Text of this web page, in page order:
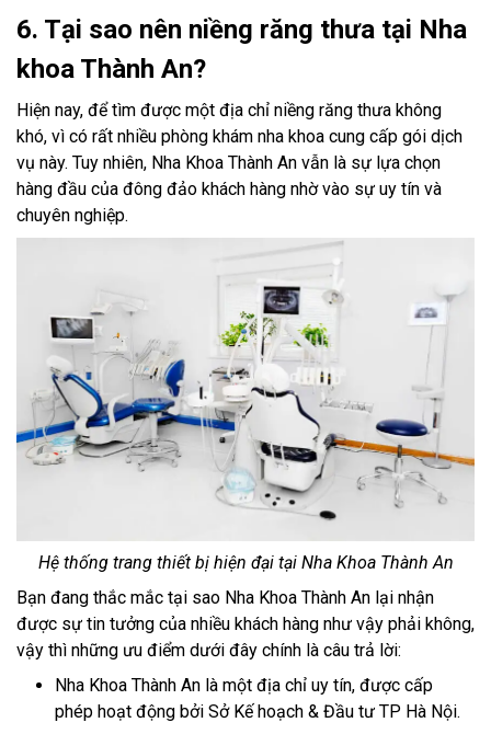
6. Tại sao nên niềng răng thưa tại Nha
khoa Thành An?
Hiện nay, để tìm được một địa chỉ niềng răng thưa không
khó, vì có rất nhiều phòng khám nha khoa cung cấp gói dịch
vụ này. Tuy nhiên, Nha Khoa Thành An vẫn là sự lựa chọn
hàng đầu của đông đảo khách hàng nhờ vào sự uy tín và
chuyên nghiệp.
Hệ thống trang thiết bị hiện đại tại Nha Khoa Thành An
Bạn đang thắc mắc tại sao Nha Khoa Thành An lại nhận
được sự tin tưởng của nhiều khách hàng như vậy phải không,
vậy thì những ưu điểm dưới đây chính là câu trả lời:
Nha Khoa Thành An là một địa chỉ uy tín, được cấp
phép hoạt động bởi Sở Kế hoạch & Đầu tư TP Hà Nội.